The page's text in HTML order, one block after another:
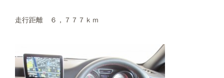
走行距離 ６，７７７ｋｍ